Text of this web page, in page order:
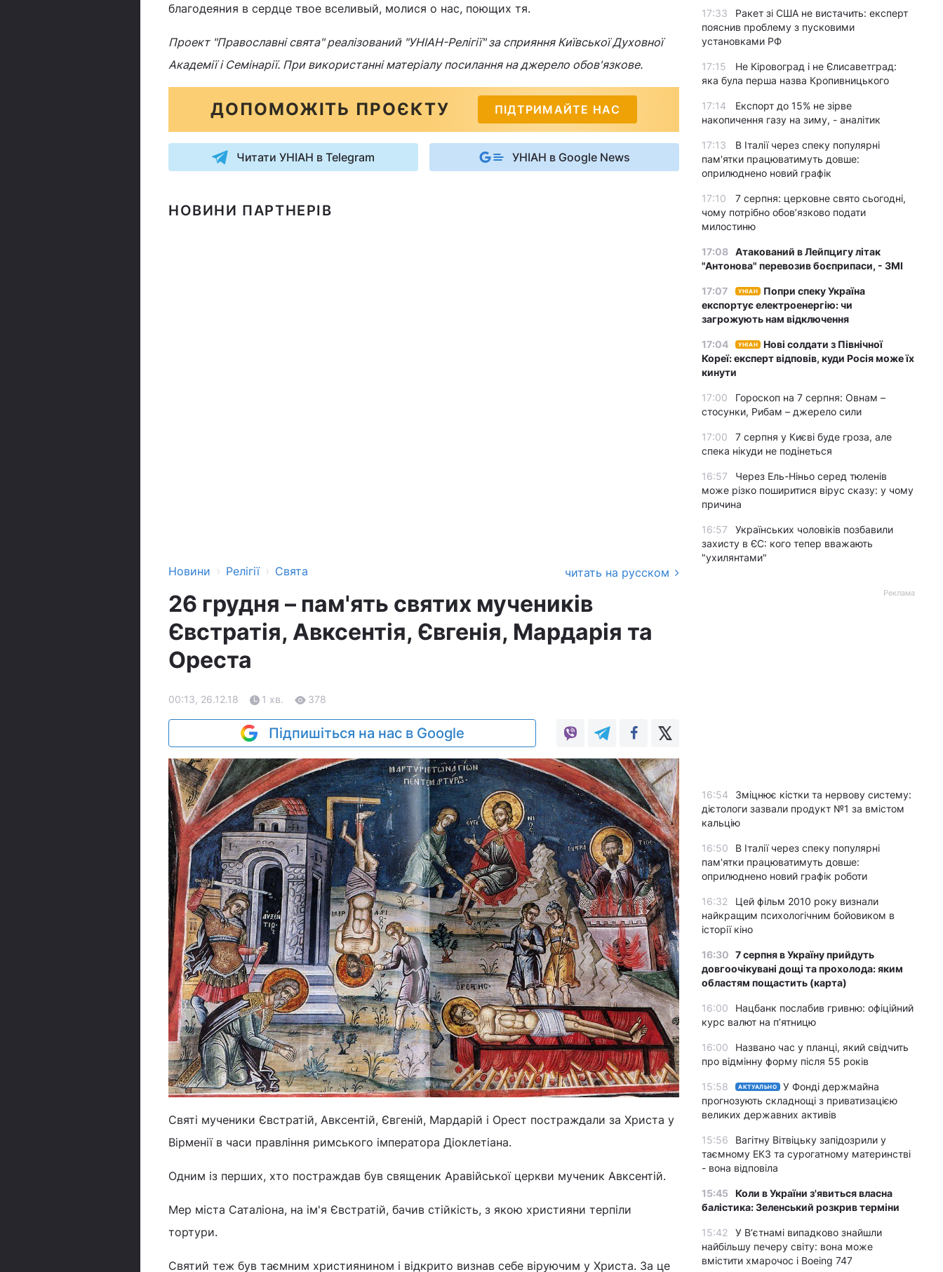
благодеяния в сердце твое вселивый, молися о нас, поющих тя.
Проект "Православні свята" реалізований "УНІАН-Релігії" за сприяння Київської Духовної
Академії і Семінарії. При використанні матеріалу посилання на джерело обов'язкове.
ДОПОМОЖІТЬ ПРОЄКТУ ПІДТРИМАЙТЕ НАС
Читати УНІАН в Telegram УНІАН в Google News
НОВИНИ ПАРТНЕРІВ
Новини › Релігії › Свята читать на русском
26 грудня – пам'ять святих мучеників
Євстратія, Авксентія, Євгенія, Мардарія та
Ореста
00:13, 26.12.18 1 хв. 378
Підпишіться на нас в Google
Святі мученики Євстратій, Авксентій, Євгеній, Мардарій і Орест постраждали за Христа у
Вірменії в часи правління римського імператора Діоклетіана.
Одним із перших, хто постраждав був священик Аравійської церкви мученик Авксентій.
Мер міста Саталіона, на ім'я Євстратій, бачив стійкість, з якою християни терпіли
тортури.
Святий теж був таємним християнином і відкрито визнав себе віруючим у Христа. За це
17:33
Ракет зі США не вистачить: експерт
пояснив проблему з пусковими
установками РФ
17:15
Не Кіровоград і не Єлисаветград:
яка була перша назва Кропивницького
17:14
Експорт до 15% не зірве
накопичення газу на зиму, - аналітик
17:13
В Італії через спеку популярні
пам'ятки працюватимуть довше:
оприлюднено новий графік
17:10
7 серпня: церковне свято сьогодні,
чому потрібно обов’язково подати
милостиню
17:08 Атакований в Лейпцигу літак
"Антонова" перевозив боєприпаси, - ЗМІ
17:07 УНІАН
Попри спеку Україна
експортує електроенергію: чи
загрожують нам відключення
17:04 УНІАН
Нові солдати з Північної
Кореї: експерт відповів, куди Росія може їх
кинути
17:00
Гороскоп на 7 серпня: Овнам –
стосунки, Рибам – джерело сили
17:00
7 серпня у Києві буде гроза, але
спека нікуди не подінеться
16:57
Через Ель-Ніньо серед тюленів
може різко поширитися вірус сказу: у чому
причина
16:57
Українських чоловіків позбавили
захисту в ЄС: кого тепер вважають
"ухилянтами"
Реклама
16:54
Зміцнює кістки та нервову систему:
дієтологи зазвали продукт №1 за вмістом
кальцію
16:50
В Італії через спеку популярні
пам'ятки працюватимуть довше:
оприлюднено новий графік роботи
16:32
Цей фільм 2010 року визнали
найкращим психологічним бойовиком в
історії кіно
16:30 7 серпня в Україну прийдуть
довгоочікувані дощі та прохолода: яким
областям пощастить (карта)
16:00
Нацбанк послабив гривню: офіційний
курс валют на п’ятницю
16:00
Названо час у планці, який свідчить
про відмінну форму після 55 років
15:58 АКТУАЛЬНО
У Фонді держмайна
прогнозують складнощі з приватизацією
великих державних активів
15:56
Вагітну Вітвіцьку запідозрили у
таємному ЕКЗ та сурогатному материнстві
- вона відповіла
15:45 Коли в України з'явиться власна
балістика: Зеленський розкрив терміни
15:42
У Вʼєтнамі випадково знайшли
найбільшу печеру світу: вона може
вмістити хмарочос і Boeing 747